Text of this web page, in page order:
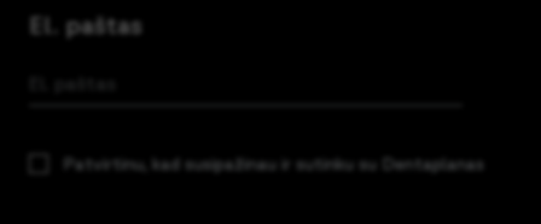
El. paštas
Patvirtinu, kad susipažinau ir sutinku su Dentaplanas